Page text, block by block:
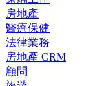
房地產
醫療保健
法律業務
房地產 CRM
顧問